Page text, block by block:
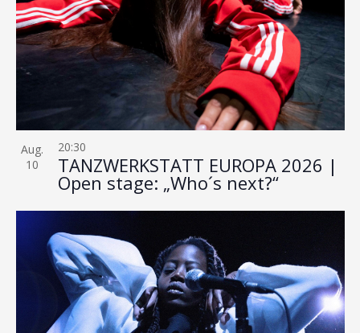
Aug.
10
TANZWERKSTATT EUROPA 2026 |
Open stage: „Who´s next?“
20:30